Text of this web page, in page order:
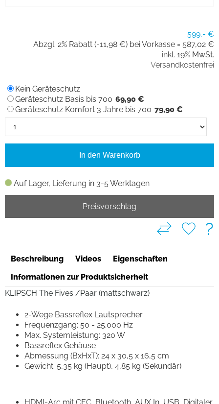
599,- €
Abzgl. 2% Rabatt (-11,98 €) bei Vorkasse = 587,02 €
inkl. 19% MwSt.
Versandkostenfrei
Auf Lager, Lieferung in 3-5 Werktagen
Kein Geräteschutz
Geräteschutz Basis bis 700 69,90 €
Geräteschutz Komfort 3 Jahre bis 700 79,90 €
In den Warenkorb
Preisvorschlag
?
Beschreibung Videos
Eigenschaften
Informationen zur Produktsicherheit
KLIPSCH The Fives /Paar (mattschwarz)
2-Wege Bassreflex Lautsprecher
Frequenzgang: 50 - 25.000 Hz
Max. Systemleistung: 320 W
Bassreflex Gehäuse
Abmessung (BxHxT): 24 x 30,5 x 16,5 cm
Gewicht: 5,35 kg (Haupt), 4,85 kg (Sekundär)
HDMI-Arc mit CEC, Bluetooth, AUX In, USB, Digitaler